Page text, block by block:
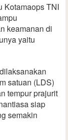
Kotamaops TNI
keamanan di
yaitu
satuan (LDS)
tempur prajurit
siap
semakin